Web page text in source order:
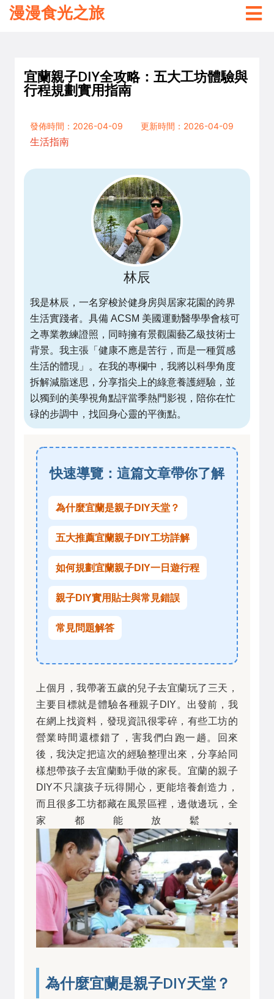
漫漫食光之旅
宜蘭親子DIY全攻略：五大工坊體驗與
行程規劃實用指南
發佈時間：2026-04-09
更新時間：2026-04-09
生活指南
林辰
我是林辰，一名穿梭於健身房與居家花園的跨界
生活實踐者。具備 ACSM 美國運動醫學學會核可
之專業教練證照，同時擁有景觀園藝乙級技術士
背景。我主張「健康不應是苦行，而是一種質感
生活的體現」。在我的專欄中，我將以科學角度
拆解減脂迷思，分享指尖上的綠意養護經驗，並
以獨到的美學視角點評當季熱門影視，陪你在忙
碌的步調中，找回身心靈的平衡點。
快速導覽：這篇文章帶你了解
為什麼宜蘭是親子DIY天堂？
五大推薦宜蘭親子DIY工坊詳解
如何規劃宜蘭親子DIY一日遊行程
親子DIY實用貼士與常見錯誤
常見問題解答
上個月，我帶著五歲的兒子去宜蘭玩了三天，
主要目標就是體驗各種親子DIY。出發前，我
在網上找資料，發現資訊很零碎，有些工坊的
營業時間還標錯了，害我們白跑一趟。回來
後，我決定把這次的經驗整理出來，分享給同
樣想帶孩子去宜蘭動手做的家長。宜蘭的親子
DIY不只讓孩子玩得開心，更能培養創造力，
而且很多工坊都藏在風景區裡，邊做邊玩，全
家都能放鬆。
為什麼宜蘭是親子DIY天堂？